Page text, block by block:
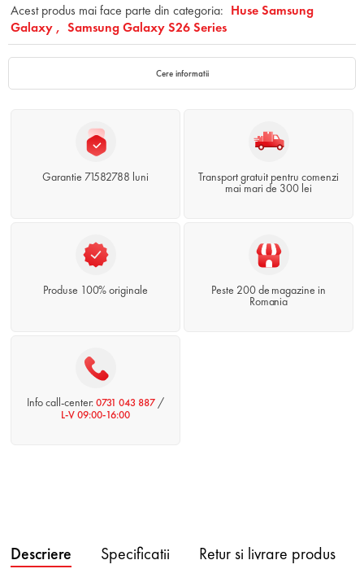
Acest produs mai face parte din categoria: Huse Samsung
Galaxy , Samsung Galaxy S26 Series
Cere informatii
Garantie 71582788 luni
Transport gratuit pentru comenzi
mai mari de 300 lei
Produse 100% originale
Peste 200 de magazine in
Romania
Info call-center:0731 043 887 /
L-V 09:00-16:00
Descriere Specificatii Retur si livrare produs